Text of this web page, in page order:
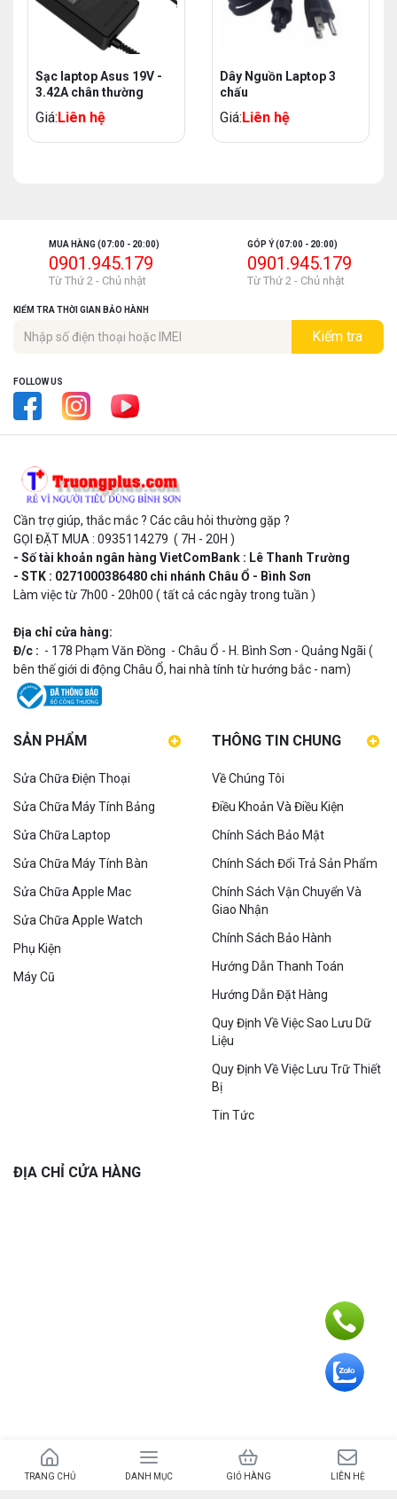
Sạc laptop Asus 19V -
3.42A chân thường
Giá:Liên hệ
Dây Nguồn Laptop 3
chấu
Giá:Liên hệ
MUA HÀNG (07:00 - 20:00)
0901.945.179
Từ Thứ 2 - Chủ nhật
GÓP Ý (07:00 - 20:00)
0901.945.179
Từ Thứ 2 - Chủ nhật
KIỂM TRA THỜI GIAN BẢO HÀNH
Kiểm tra
FOLLOW US
Cần trợ giúp, thắc mắc ? Các câu hỏi thường gặp ?
GỌI ĐẶT MUA : 0935114279 ( 7H - 20H )
- Số tài khoản ngân hàng VietComBank : Lê Thanh Trường
- STK : 0271000386480 chi nhánh Châu Ổ - Bình Sơn
Làm việc từ 7h00 - 20h00 ( tất cả các ngày trong tuần )
Địa chỉ cửa hàng:
Đ/c : - 178 Phạm Văn Đồng - Châu Ổ - H. Bình Sơn - Quảng Ngãi (
bên thế giới di động Châu Ổ, hai nhà tính từ hướng bắc - nam)
SẢN PHẨM
Sửa Chữa Điện Thoại
Sửa Chữa Máy Tính Bảng
Sửa Chữa Laptop
Sửa Chữa Máy Tính Bàn
Sửa Chữa Apple Mac
Sửa Chữa Apple Watch
Phụ Kiện
Máy Cũ
THÔNG TIN CHUNG
Về Chúng Tôi
Điều Khoản Và Điều Kiện
Chính Sách Bảo Mật
Chính Sách Đổi Trả Sản Phẩm
Chính Sách Vận Chuyển Và
Giao Nhận
Chính Sách Bảo Hành
Hướng Dẫn Thanh Toán
Hướng Dẫn Đặt Hàng
Quy Định Về Việc Sao Lưu Dữ
Liệu
Quy Định Về Việc Lưu Trữ Thiết
Bị
Tin Tức
ĐỊA CHỈ CỬA HÀNG
Bản quyền 2024 – © Trường Plus – MST 8431872024 do UBND huyện Bình
Sơn ngày 26/03/2016
TRANG CHỦ DANH MỤC GIỎ HÀNG LIÊN HỆ